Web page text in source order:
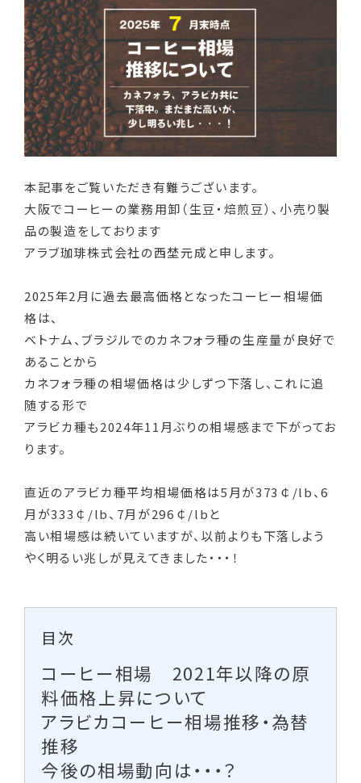
本記事をご覧いただき有難うございます。
大阪でコーヒーの業務用卸（生豆・焙煎豆）、小売り製
品の製造をしております
アラブ珈琲株式会社の西埜元成と申します。
2025年2月に過去最高価格となったコーヒー相場価
格は、
ベトナム、ブラジルでのカネフォラ種の生産量が良好で
あることから
カネフォラ種の相場価格は少しずつ下落し、これに追
随する形で
アラビカ種も2024年11月ぶりの相場感まで下がってお
ります。
直近のアラビカ種平均相場価格は5月が373￠/lb、6
月が333￠/lb、7月が296￠/lbと
高い相場感は続いていますが、以前よりも下落しよう
やく明るい兆しが見えてきました・・・！
目次
コーヒー相場 2021年以降の原
料価格上昇について
アラビカコーヒー相場推移・為替
推移
今後の相場動向は・・・？